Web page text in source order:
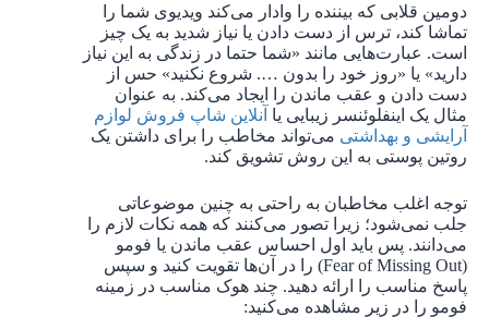
دومین قلابی که بیننده را وادار می‌کند ویدیوی شما را
تماشا کند، ترس از دست دادن یا نیاز شدید به یک چیز
است. عبارت‌هایی مانند «شما حتما در زندگی به این نیاز
دارید» یا «روز خود را بدون …. شروع نکنید» حس از
دست دادن و عقب ماندن را ایجاد می‌کند. به عنوان
مثال یک اینفلوئنسر زیبایی یا آنلاین شاپ فروش لوازم
آرایشی و بهداشتی می‌تواند مخاطب را برای داشتن یک
روتین پوستی به این روش تشویق کند.
توجه اغلب مخاطبان به راحتی به چنین موضوعاتی
جلب نمی‌شود؛ زیرا تصور می‌کنند که همه نکات لازم را
می‌دانند. پس باید اول احساس عقب ماندن یا فومو
(Fear of Missing Out) را در آن‌ها تقویت کنید و سپس
پاسخ مناسب را ارائه دهید. چند هوک مناسب در زمینه
فومو را در زیر مشاهده می‌کنید: